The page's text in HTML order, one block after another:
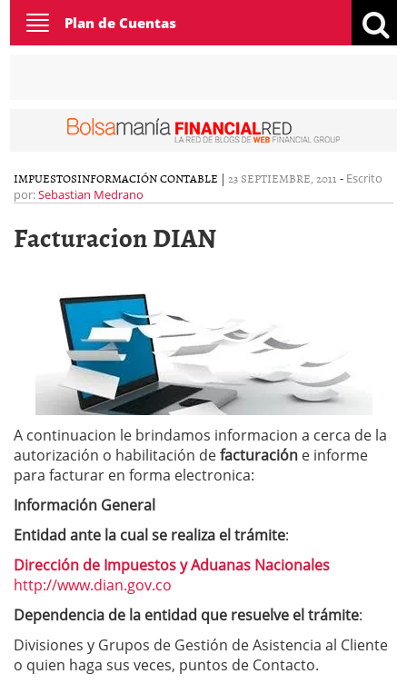
Toggle
navigation
Plan de Cuentas
IMPUESTOSINFORMACIÓN CONTABLE | 23 SEPTIEMBRE, 2011 - Escrito
por:Sebastian Medrano
Facturacion DIAN
A continuacion le brindamos informacion a cerca de la
autorización o habilitación defacturación e informe
para facturar en forma electronica:
Información General
Entidad ante la cual se realiza el trámite:
Dirección de Impuestos y Aduanas Nacionales
http://www.dian.gov.co
Dependencia de la entidad que resuelve el trámite:
Divisiones y Grupos de Gestión de Asistencia al Cliente
o quien haga sus veces, puntos de Contacto.